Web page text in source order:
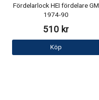
Fördelarlock HEI fördelare GM
1974-90
510 kr
Köp